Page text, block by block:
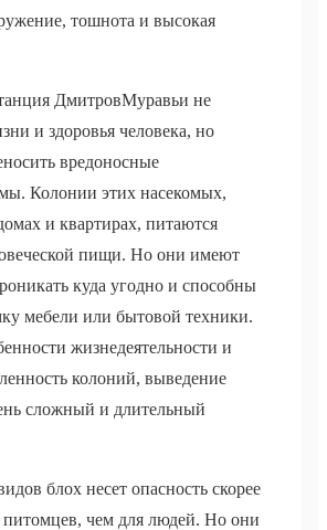
тошнота и высокая
Муравьи не
и здоровья человека, но
вредоносные
Колонии этих насекомых,
и квартирах, питаются
пищи. Но они имеют
куда угодно и способны
мебели или бытовой техники.
жизнедеятельности и
колоний, выведение
сложный и длительный
блох несет опасность скорее
чем для людей. Но они